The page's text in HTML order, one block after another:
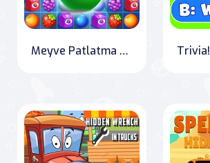
Meyve Patlatma Macerası